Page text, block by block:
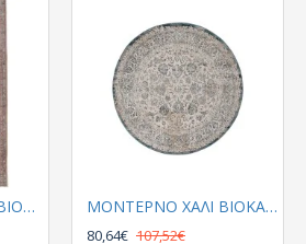
ΚΑΛΟΚΑΙΡΙΝΟ ΧΑΛΙ ΒΙΟΚΑΡΠΕΤ PLUMERIA 5525 01 ΜΟΝΤΕΡΝΟ ΧΑΛΙ ΒΙΟΚΑΡΠΕΤGossip 8504A White Blue Round
80,64€ 107,52€